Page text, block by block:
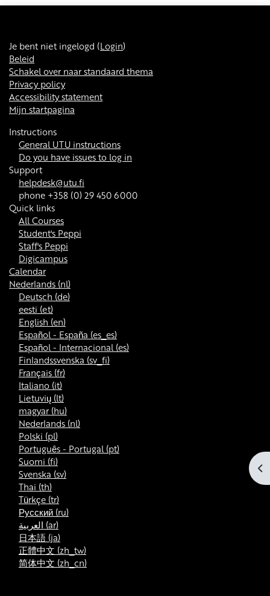
Je bent niet ingelogd (Login)
Beleid
Schakel over naar standaard thema
Privacy policy
Accessibility statement
Mijn startpagina
Instructions
General UTU instructions
Do you have issues to log in
Support
helpdesk@utu.fi
phone +358 (0) 29 450 6000
Quick links
All Courses
Student's Peppi
Staff's Peppi
Digicampus
Calendar
Nederlands ‎(nl)‎
Deutsch ‎(de)‎
eesti ‎(et)‎
English ‎(en)‎
Español - España ‎(es_es)‎
Español - Internacional ‎(es)‎
Finlandssvenska ‎(sv_fi)‎
Français ‎(fr)‎
Italiano ‎(it)‎
Lietuvių ‎(lt)‎
magyar ‎(hu)‎
Nederlands ‎(nl)‎
Polski ‎(pl)‎
Português - Portugal ‎(pt)‎
Suomi ‎(fi)‎
Svenska ‎(sv)‎
Thai ‎(th)‎
Türkçe ‎(tr)‎
Русский ‎(ru)‎
العربية ‎(ar)‎
日本語 ‎(ja)‎
正體中文 ‎(zh_tw)‎
简体中文 ‎(zh_cn)‎